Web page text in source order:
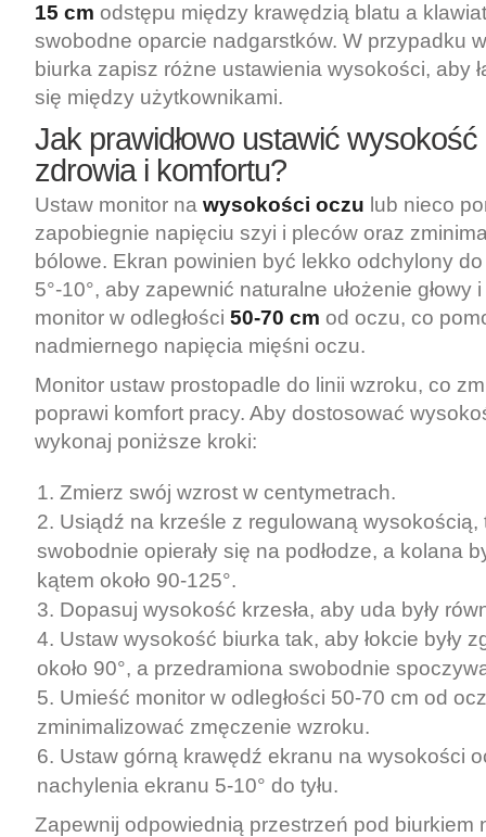
15 cm odstępu między krawędzią blatu a
swobodne oparcie nadgarstków. W przypadku
biurka zapisz różne ustawienia wysokości, aby
się między użytkownikami.
Jak prawidłowo ustawić
zdrowia i komfortu?
Ustaw monitor na wysokości oczu lub nieco
zapobiegnie napięciu szyi i pleców oraz
bólowe. Ekran powinien być lekko odchylony do
5°-10°, aby zapewnić naturalne ułożenie głowy
monitor w odległości 50-70 cm od oczu, co
nadmiernego napięcia mięśni oczu.
Monitor ustaw prostopadle do linii wzroku, co
poprawi komfort pracy. Aby dostosować
wykonaj poniższe kroki:
Zmierz swój wzrost w centymetrach.
Usiądź na krześle z regulowaną wysokością,
swobodnie opierały się na podłodze, a kolana
kątem około 90-125°.
Dopasuj wysokość krzesła, aby uda były
Ustaw wysokość biurka tak, aby łokcie były
około 90°, a przedramiona swobodnie
Umieść monitor w odległości 50-70 cm od
zminimalizować zmęczenie wzroku.
Ustaw górną krawędź ekranu na wysokości
nachylenia ekranu 5-10° do tyłu.
Zapewnij odpowiednią przestrzeń pod biurkiem